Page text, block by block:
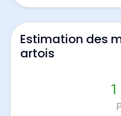
Estimation des
artois